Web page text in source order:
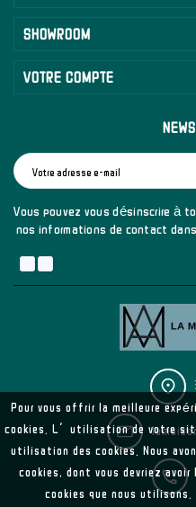
Pour vous offrir la meilleure
cookies. L’utilisation de votre
utilisation des cookies. Nous
cookies, dont vous devriez avoir
cookies que nous utilisons.
SHOWROOM
VOTRE COMPTE
Vous pouvez vous désinscrire à
nos informations de contact